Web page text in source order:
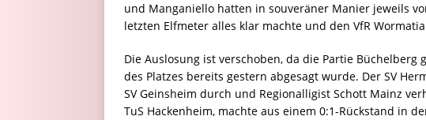
und Manganiello hatten in souveräner Manier jeweils
letzten Elfmeter alles klar machte und den VfR
Die Auslosung ist verschoben, da die Partie
des Platzes bereits gestern abgesagt wurde. Der SV
SV Geinsheim durch und Regionalligist Schott Mainz
TuS Hackenheim, machte aus einem 0:1-Rückstand in